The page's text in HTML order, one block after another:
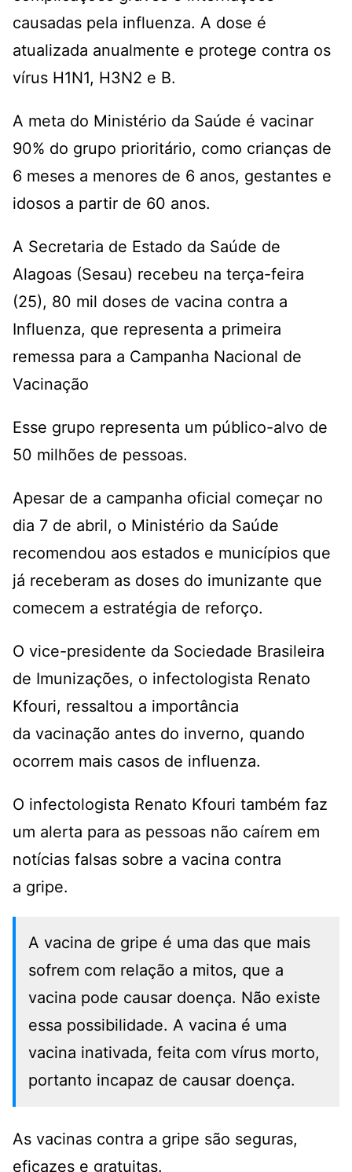
causadas pela influenza. A dose é
atualizada anualmente e protege contra os
vírus H1N1, H3N2 e B.
A meta do Ministério da Saúde é vacinar
90% do grupo prioritário, como crianças de
6 meses a menores de 6 anos, gestantes e
idosos a partir de 60 anos.
A Secretaria de Estado da Saúde de
Alagoas (Sesau) recebeu na terça-feira
(25), 80 mil doses de vacina contra a
Influenza, que representa a primeira
remessa para a Campanha Nacional de
Vacinação
Esse grupo representa um público-alvo de
50 milhões de pessoas.
Apesar de a campanha oficial começar no
dia 7 de abril, o Ministério da Saúde
recomendou aos estados e municípios que
já receberam as doses do imunizante que
comecem a estratégia de reforço.
O vice-presidente da Sociedade Brasileira
de Imunizações, o infectologista Renato
Kfouri, ressaltou a importância
da vacinação antes do inverno, quando
ocorrem mais casos de influenza.
O infectologista Renato Kfouri também faz
um alerta para as pessoas não caírem em
notícias falsas sobre a vacina contra
a gripe.
A vacina de gripe é uma das que mais
sofrem com relação a mitos, que a
vacina pode causar doença. Não existe
essa possibilidade. A vacina é uma
vacina inativada, feita com vírus morto,
portanto incapaz de causar doença.
As vacinas contra a gripe são seguras,
eficazes e gratuitas.